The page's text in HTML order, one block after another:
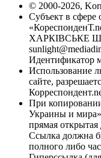
© 2000-2026,
Субъект в сфере
ХАРКІВСЬКЕ
Идентификатор
Использование
сайте,
При
Украины и
прямая
Ссылка должна
полного либо